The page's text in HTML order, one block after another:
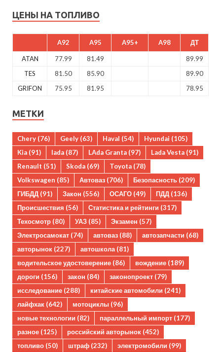
ЦЕНЫ НА ТОПЛИВО
A92 A95 A95+ A98 ДТ
ATAN 77.99 81.49
89.99
TES
81.50 85.90
89.90
GRIFON
75.95 81.95 78.95
МЕТКИ
Chery (76) Geely (63) Haval (54) Hyundai (105)
Kia (91) lada (87) LAda Granta (97) Lada Vesta (91)
Renault (51) Skoda (69) Toyota (78)
Volkswagen (85) Автоваз (706) Безопасность (209)
ГИБДД (91) Закон (556) ОСАГО (49) ПДД (136)
Происшествия (56) Статистика и рейтинги (317)
Техосмотр (80) УАЗ (85) Экзамен (57)
Электросамокат (74) автоваз (88) автозапчасти (68)
авторынок (227) автошкола(81)
водительское удостоверение (86) вождение (189)
дороги (156) закон (84) законопроект (79)
исследование (288) китайские автомобили (241)
лайфхак (642) мотоциклы (96)
новые технологии (82) параллельный импорт (177)
разное (125) российский авторынок (452)
топливо (50) штраф (232) электромобили (99)